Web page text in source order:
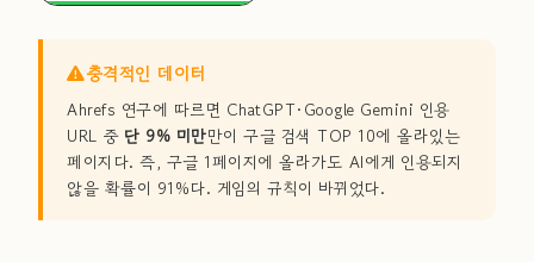
충격적인 데이터
Ahrefs 연구에 따르면 ChatGPT·Google Gemini 인용
URL 중 단 9% 미만만이 구글 검색 TOP 10에 올라있는
페이지다. 즉, 구글 1페이지에 올라가도 AI에게 인용되지
않을 확률이 91%다. 게임의 규칙이 바뀌었다.